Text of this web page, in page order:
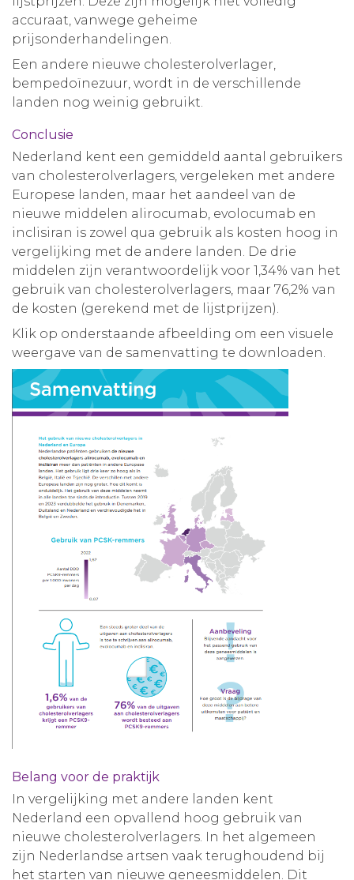
accuraat, vanwege geheime
prijsonderhandelingen.
Een andere nieuwe cholesterolverlager,
bempedoïnezuur, wordt in de verschillende
landen nog weinig gebruikt.
Conclusie
Nederland kent een gemiddeld aantal gebruikers
van cholesterolverlagers, vergeleken met andere
Europese landen, maar het aandeel van de
nieuwe middelen alirocumab, evolocumab en
inclisiran is zowel qua gebruik als kosten hoog in
vergelijking met de andere landen. De drie
middelen zijn verantwoordelijk voor 1,34% van het
gebruik van cholesterolverlagers, maar 76,2% van
de kosten (gerekend met de lijstprijzen).
Klik op onderstaande afbeelding om een visuele
weergave van de samenvatting te downloaden.
Belang voor de praktijk
In vergelijking met andere landen kent
Nederland een opvallend hoog gebruik van
nieuwe cholesterolverlagers. In het algemeen
zijn Nederlandse artsen vaak terughoudend bij
het starten van nieuwe geneesmiddelen. Dit